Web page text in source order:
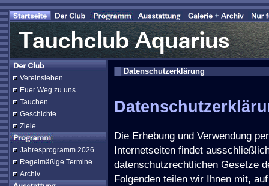
Vereinsleben
Euer Weg zu uns
Tauchen
Geschichte
Ziele
Jahresprogramm 2026
Regelmäßige Termine
Archiv
Datenschutzerklärung
Die Erhebung und Verwendung
Internetseiten findet
datenschutzrechtlichen Gesetze
Folgenden teilen wir Ihnen mit,